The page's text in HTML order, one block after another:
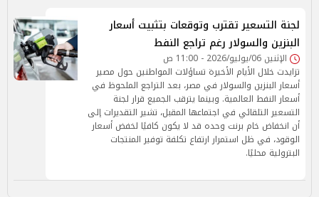
لجنة التسعير تقترب وتوقعات بتثبيت أسعار
البنزين والسولار رغم تراجع النفط
الإثنين 06/يوليو/2026 - 11:00 ص
تزايدت خلال الأيام الأخيرة تساؤلات المواطنين حول مصير
أسعار البنزين والسولار في مصر، بعد التراجع الملحوظ في
أسعار النفط العالمية. وبينما يترقب الجميع قرار لجنة
التسعير التلقائي في اجتماعها المقبل، تشير التقديرات إلى
أن انخفاض خام برنت وحده قد لا يكون كافيًا لخفض أسعار
الوقود، في ظل استمرار ارتفاع تكلفة توفير المنتجات
البترولية محليًا.